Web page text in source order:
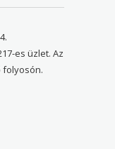
es üzlet. Az
folyosón.